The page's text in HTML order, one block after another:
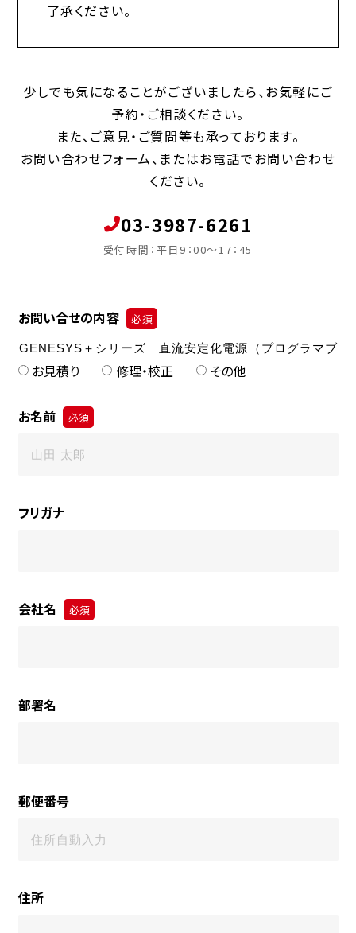
了承ください。
少しでも気になることがございましたら、お気軽にご
予約・ご相談ください。
また、ご意見・ご質問等も承っております。
お問い合わせフォーム、またはお電話でお問い合わせ
ください。
03-3987-6261
受付時間：平日9：00～17：45
お問い合せの内容 必須
お見積り 修理・校正 その他
お名前 必須
フリガナ
会社名 必須
部署名
郵便番号
住所